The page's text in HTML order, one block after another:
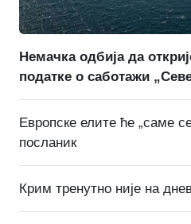
Немачка одбија да
податке о саботажи
Европске елите ће „саме
посланик
Крим тренутно није на